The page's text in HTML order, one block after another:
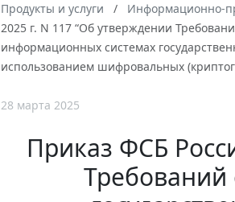
Продукты и услуги Информационно-
2025 г. N 117 “Об утверждении
информационных системах
использованием шифровальных
28 марта 2025
Приказ ФСБ